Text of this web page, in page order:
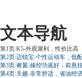
文本导航
第1页:K5-外观犀利，性价比高
第2页:迈锐宝-个性运动车，低
第3页:睿翼-操控功底好，前悬
第4页:天籁-非常舒适，省油经